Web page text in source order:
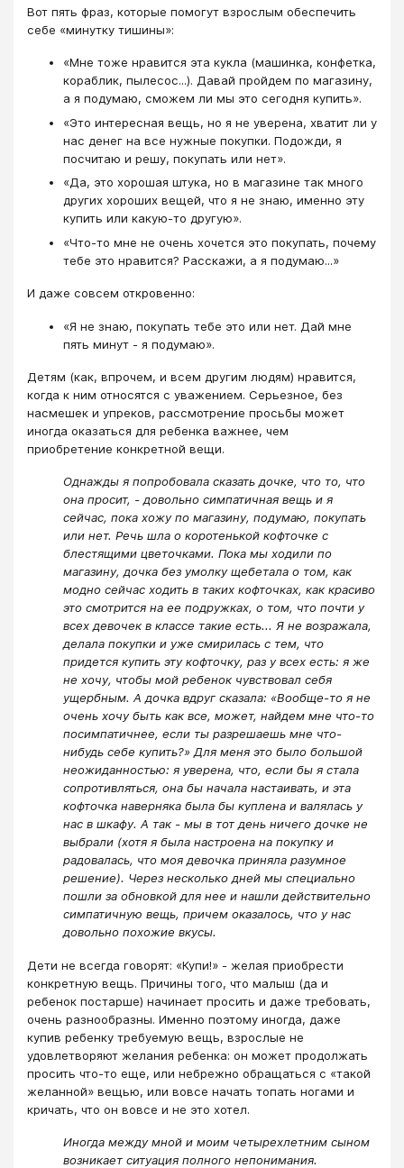
Вот пять фраз, которые помогут взрослым обеспечить
себе «минутку тишины»:
«Мне тоже нравится эта кукла (машинка, конфетка,
кораблик, пылесос...). Давай пройдем по магазину,
а я подумаю, сможем ли мы это сегодня купить».
«Это интересная вещь, но я не уверена, хватит ли у
нас денег на все нужные покупки. Подожди, я
посчитаю и решу, покупать или нет».
«Да, это хорошая штука, но в магазине так много
других хороших вещей, что я не знаю, именно эту
купить или какую-то другую».
«Что-то мне не очень хочется это покупать, почему
тебе это нравится? Расскажи, а я подумаю...»
И даже совсем откровенно:
«Я не знаю, покупать тебе это или нет. Дай мне
пять минут - я подумаю».
Детям (как, впрочем, и всем другим людям) нравится,
когда к ним относятся с уважением. Серьезное, без
насмешек и упреков, рассмотрение просьбы может
иногда оказаться для ребенка важнее, чем
приобретение конкретной вещи.
Однажды я попробовала сказать дочке, что то, что
она просит, - довольно симпатичная вещь и я
сейчас, пока хожу по магазину, подумаю, покупать
или нет. Речь шла о коротенькой кофточке с
блестящими цветочками. Пока мы ходили по
магазину, дочка без умолку щебетала о том, как
модно сейчас ходить в таких кофточках, как красиво
это смотрится на ее подружках, о том, что почти у
всех девочек в классе такие есть... Я не возражала,
делала покупки и уже смирилась с тем, что
придется купить эту кофточку, раз у всех есть: я же
не хочу, чтобы мой ребенок чувствовал себя
ущербным. А дочка вдруг сказала: «Вообще-то я не
очень хочу быть как все, может, найдем мне что-то
посимпатичнее, если ты разрешаешь мне что-
нибудь себе купить?» Для меня это было большой
неожиданностью: я уверена, что, если бы я стала
сопротивляться, она бы начала настаивать, и эта
кофточка наверняка была бы куплена и валялась у
нас в шкафу. А так - мы в тот день ничего дочке не
выбрали (хотя я была настроена на покупку и
радовалась, что моя девочка приняла разумное
решение). Через несколько дней мы специально
пошли за обновкой для нее и нашли действительно
симпатичную вещь, причем оказалось, что у нас
довольно похожие вкусы.
Дети не всегда говорят: «Купи!» - желая приобрести
конкретную вещь. Причины того, что малыш (да и
ребенок постарше) начинает просить и даже требовать,
очень разнообразны. Именно поэтому иногда, даже
купив ребенку требуемую вещь, взрослые не
удовлетворяют желания ребенка: он может продолжать
просить что-то еще, или небрежно обращаться с «такой
желанной» вещью, или вовсе начать топать ногами и
кричать, что он вовсе и не это хотел.
Иногда между мной и моим четырехлетним сыном
возникает ситуация полного непонимания.